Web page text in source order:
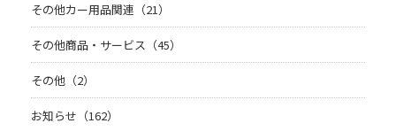
その他カー用品関連（21）
その他商品・サービス（45）
その他（2）
お知らせ（162）